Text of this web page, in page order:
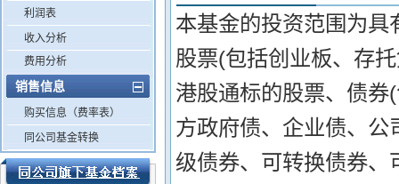
利润表
收入分析
费用分析
销售信息
购买信息（费率表）
同公司基金转换
本基金的投资范围为
股票(包括创业板、存
港股通标的股票、债
方政府债、企业债、
级债券、可转换债券